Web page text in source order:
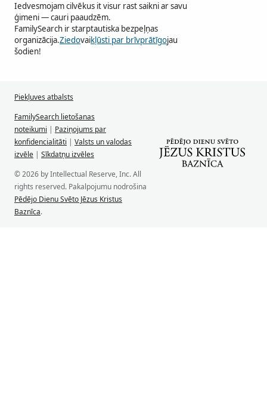
Iedvesmojam cilvēkus it visur rast saikni ar savu
ģimeni — cauri paaudzēm.
FamilySearch ir starptautiska bezpeļņas
organizācija.Ziedovaikļūsti par brīvprātīgojau
šodien!
Piekļuves atbalsts
FamilySearch lietošanas
noteikumi | Paziņojums par
konfidencialitāti | Valsts un valodas
izvēle | Sīkdatņu izvēles
© 2026 by Intellectual Reserve, Inc. All
rights reserved. Pakalpojumu nodrošina
Pēdējo Dienu Svēto Jēzus Kristus
Baznīca.